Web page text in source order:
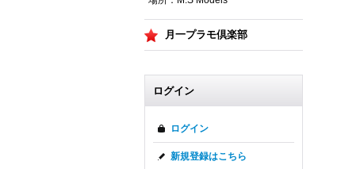
月一プラモ倶楽部
ログイン
ログイン
新規登録はこちら